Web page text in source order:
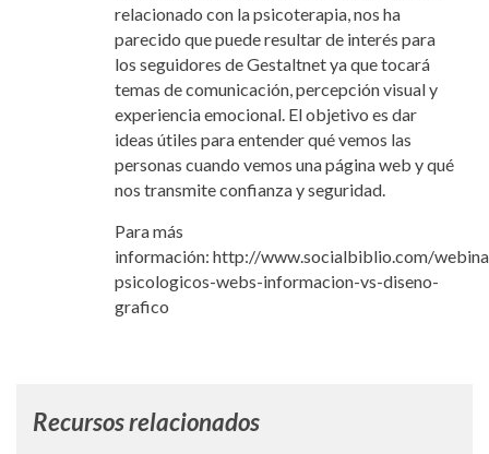
relacionado con la psicoterapia, nos ha
parecido que puede resultar de interés para
los seguidores de Gestaltnet ya que tocará
temas de comunicación, percepción visual y
experiencia emocional. El objetivo es dar
ideas útiles para entender qué vemos las
personas cuando vemos una página web y qué
nos transmite confianza y seguridad.
Para más
información: http://www.socialbiblio.com/
psicologicos-webs-informacion-vs-diseno-
grafico
Recursos relacionados